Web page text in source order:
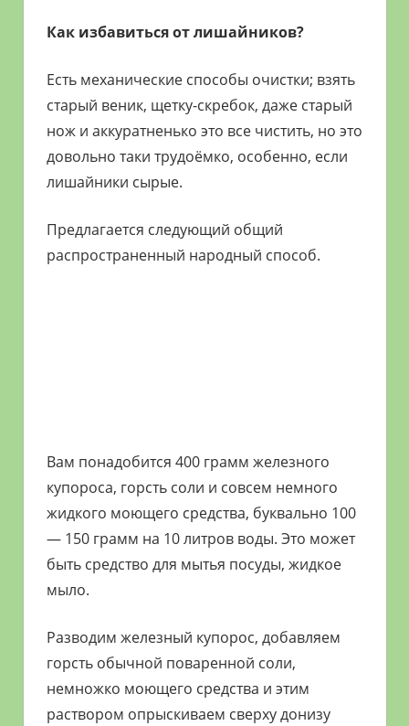
Как избавиться от лишайников?
Есть механические способы очистки; взять
старый веник, щетку-скребок, даже старый
нож и аккуратненько это все чистить, но это
довольно таки трудоёмко, особенно, если
лишайники сырые.
Предлагается следующий общий
распространенный народный способ.
Вам понадобится 400 грамм железного
купороса, горсть соли и совсем немного
жидкого моющего средства, буквально 100
— 150 грамм на 10 литров воды. Это может
быть средство для мытья посуды, жидкое
мыло.
Разводим железный купорос, добавляем
горсть обычной поваренной соли,
немножко моющего средства и этим
раствором опрыскиваем сверху донизу